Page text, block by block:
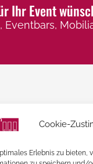
Cookie-
Erlebnis zu bieten,
Ihr Event
Kontaktieren
+43 (0)